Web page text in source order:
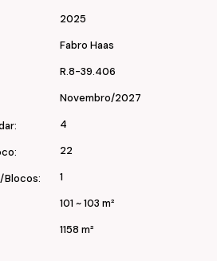
aquecida + Spa
2025
Fabro Haas
R.8-39.406
Novembro/2027
4
22
Blocos: 1
101 ~ 103 m²
1158 m²